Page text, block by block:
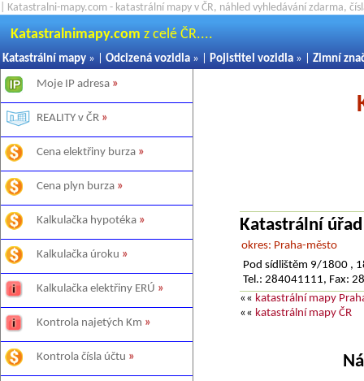
| Katastralni-mapy.com - katastrální mapy v ČR, náhled vyhledávání zdarma,
Katastralnimapy.com z celé ČR....
Katastrální mapy » | Odcizená vozidla » | Pojistitel vozidla » | Zimní
Moje IP adresa »
REALITY v ČR »
Cena elektřiny burza »
Cena plyn burza »
Kalkulačka hypotéka »
Kalkulačka úroku »
Kalkulačka elektřiny ERÚ »
Kontrola najetých Km »
Kontrola čísla účtu »
Katastrální
okres: Praha-město
Pod sídlištěm 9/1800 ,
Tel.: 284041111, Fax:
«« katastrální mapy
«« katastrální mapy ČR